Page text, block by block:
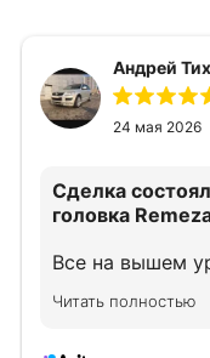
Андрей
24 мая 2026
Сделка
головка
Все на вышем
Читать полностью